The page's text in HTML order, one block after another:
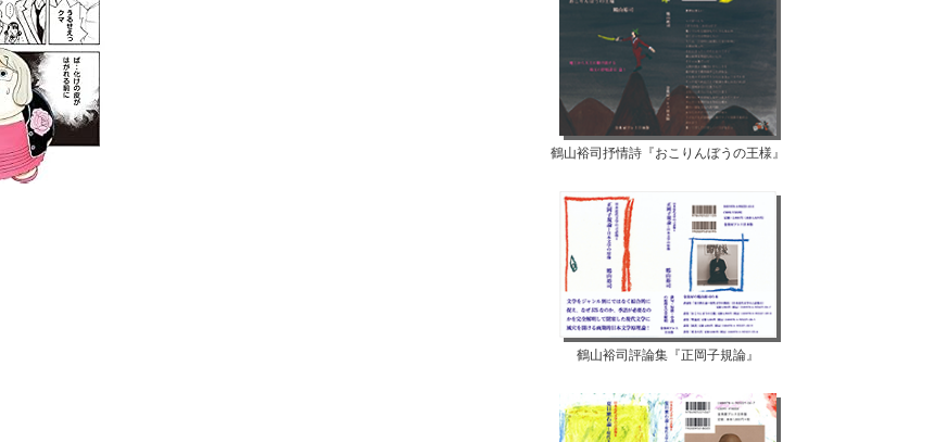
鶴山裕司抒情詩『おこりんぼうの王様』
鶴山裕司評論集『正岡子規論』